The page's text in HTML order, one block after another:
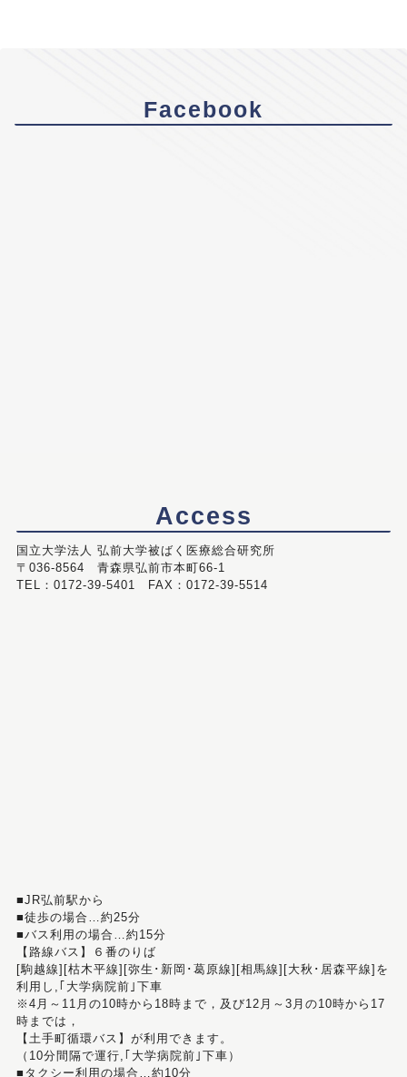
Facebook
Access
国立大学法人 弘前大学被ばく医療総合研究所
〒036-8564 青森県弘前市本町66-1
TEL：0172-39-5401 FAX：0172-39-5514
■JR弘前駅から
■徒歩の場合…約25分
■バス利用の場合…約15分
【路線バス】６番のりば
[駒越線][枯木平線][弥生･新岡･葛原線][相馬線][大秋･居森平線]を
利用し,｢大学病院前｣下車
※4月～11月の10時から18時まで，及び12月～3月の10時から17
時までは，
【土手町循環バス】が利用できます。
（10分間隔で運行,｢大学病院前｣下車）
■タクシー利用の場合…約10分